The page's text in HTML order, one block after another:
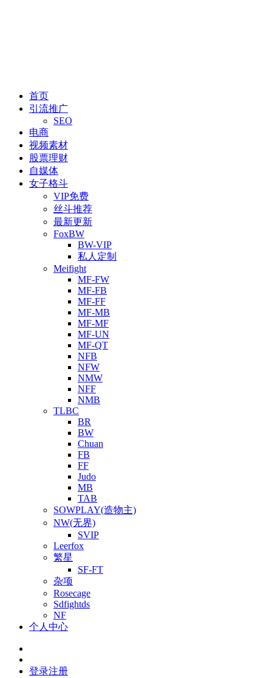
首页
引流推广
SEO
电商
视频素材
股票理财
自媒体
女子格斗
VIP免费
丝斗推荐
最新更新
FoxBW
BW-VIP
私人定制
Meifight
MF-FW
MF-FB
MF-FF
MF-MB
MF-MF
MF-UN
MF-QT
NFB
NFW
NMW
NFF
NMB
TLBC
BR
BW
Chuan
FB
FF
Judo
MB
TAB
SOWPLAY(造物主)
NW(无界)
SVIP
Leerfox
繁星
SF-FT
杂项
Rosecage
Sdfightds
NF
个人中心
登录注册